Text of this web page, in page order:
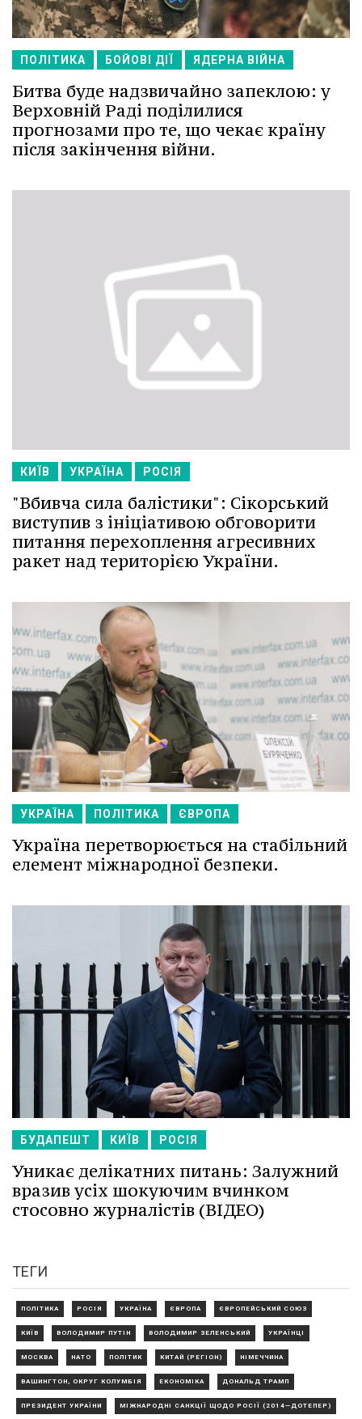
ПОЛІТИКА БОЙОВІ ДІЇ ЯДЕРНА ВІЙНА
Битва буде надзвичайно запеклою: у
Верховній Раді поділилися
прогнозами про те, що чекає країну
після закінчення війни.
КИЇВ УКРАЇНА РОСІЯ
"Вбивча сила балістики": Сікорський
виступив з ініціативою обговорити
питання перехоплення агресивних
ракет над територією України.
УКРАЇНА ПОЛІТИКА ЄВРОПА
Україна перетворюється на стабільний
елемент міжнародної безпеки.
БУДАПЕШТ КИЇВ РОСІЯ
Уникає делікатних питань: Залужний
вразив усіх шокуючим вчинком
стосовно журналістів (ВІДЕО)
ТЕГИ
ПОЛІТИКА РОСІЯ УКРАЇНА ЄВРОПА ЄВРОПЕЙСЬКИЙ СОЮЗ
КИЇВ ВОЛОДИМИР ПУТІН ВОЛОДИМИР ЗЕЛЕНСЬКИЙ УКРАЇНЦІ
МОСКВА НАТО ПОЛІТИК КИТАЙ (РЕГІОН) НІМЕЧЧИНА
ВАШИНГТОН, ОКРУГ КОЛУМБІЯ ЕКОНОМІКА ДОНАЛЬД ТРАМП
ПРЕЗИДЕНТ УКРАЇНИ МІЖНАРОДНІ САНКЦІЇ ЩОДО РОСІЇ (2014—ДОТЕПЕР)